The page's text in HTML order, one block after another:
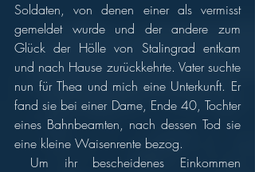
Soldaten, von denen einer als vermisst
gemeldet wurde und der andere zum
Glück der Hölle von Stalingrad entkam
und nach Hause zurückkehrte. Vater suchte
nun für Thea und mich eine Unterkunft. Er
fand sie bei einer Dame, Ende 40, Tochter
eines Bahnbeamten, nach dessen Tod sie
eine kleine Waisenrente bezog.